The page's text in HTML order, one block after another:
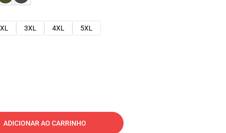
3XL 4XL
5XL
ADICIONAR AO CARRINHO